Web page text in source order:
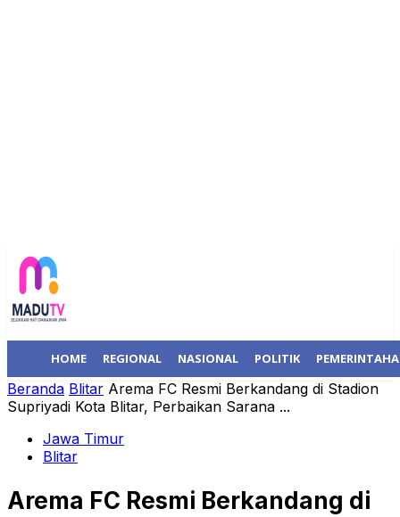
HOME REGIONAL NASIONAL POLITIK
Beranda Blitar Arema FC Resmi Berkandang di Stadion
Supriyadi Kota Blitar, Perbaikan Sarana ...
Jawa Timur
Blitar
Arema FC Resmi Berkandang di